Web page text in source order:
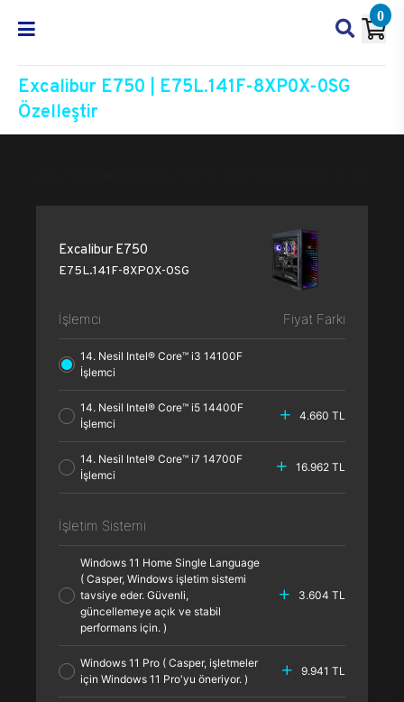
0
Excalibur E750 | E75L.141F-8XP0X-0SG
Özelleştir
Excalibur E750
E75L.141F-8XP0X-0SG
İşlemci Fiyat Farkı
14. Nesil Intel® Core™ i3 14100F
İşlemci
14. Nesil Intel® Core™ i5 14400F
İşlemci
4.660 TL
14. Nesil Intel® Core™ i7 14700F
İşlemci
16.962 TL
İşletim Sistemi
Windows 11 Home Single Language
( Casper, Windows işletim sistemi
tavsiye eder. Güvenli,
güncellemeye açık ve stabil
performans için. )
3.604 TL
Windows 11 Pro ( Casper, işletmeler
için Windows 11 Pro'yu öneriyor. )
9.941 TL